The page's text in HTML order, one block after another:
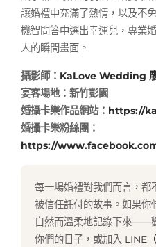
讓婚禮中充滿了熱情，以及不
機智問答中選出幸運兒，專業
人的瞬間畫面。
攝影師： KaLove Wedding
宴客場地：新竹彭園
婚攝卡樂作品網站： https://
婚攝卡樂粉絲團：
https://
每一場婚禮對我們而言，都
被信任託付的故事。如果你
自然而溫柔地記錄下來——
你們的日子，或加入 LINE